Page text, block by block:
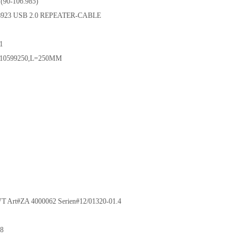
USB 2.0 REPEATER-CABLE
Art#ZA 4000062 Serien#12/01320-01.4